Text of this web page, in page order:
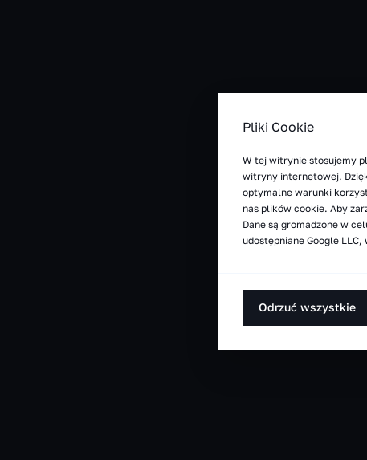
Pliki Cookie
W tej witrynie stosujemy
witryny internetowej.
optymalne warunki
nas plików cookie. Aby
Dane są gromadzone w
udostępniane Google
Odrzuć wszystkie